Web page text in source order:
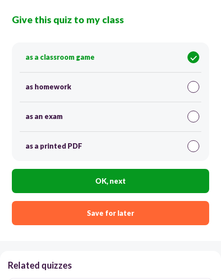
Give this quiz to my class
as a classroom game
as homework
as an exam
as a printed PDF
OK, next
Save for later
Related quizzes